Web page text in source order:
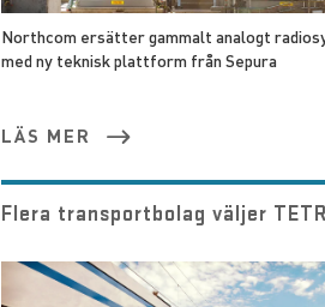
Northcom ersätter gammalt analogt
med ny teknisk plattform från Sepura
LÄS MER
Flera transportbolag väljer